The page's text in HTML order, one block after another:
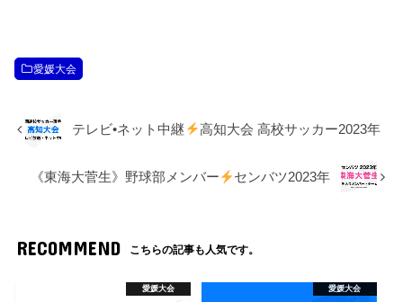
愛媛大会
テレビ•ネット中継 高知大会 高校サッカー2023年
《東海大菅生》野球部メンバー センバツ2023年
RECOMMEND こちらの記事も人気です。
愛媛大会 愛媛大会